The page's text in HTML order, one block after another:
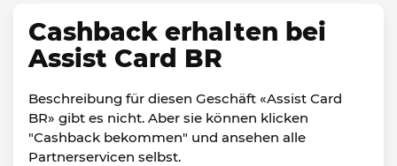
Cashback erhalten bei
Assist Card BR
Beschreibung für diesen Geschäft «Assist Card
BR» gibt es nicht. Aber sie können klicken
"Cashback bekommen" und ansehen alle
Partnerservicen selbst.